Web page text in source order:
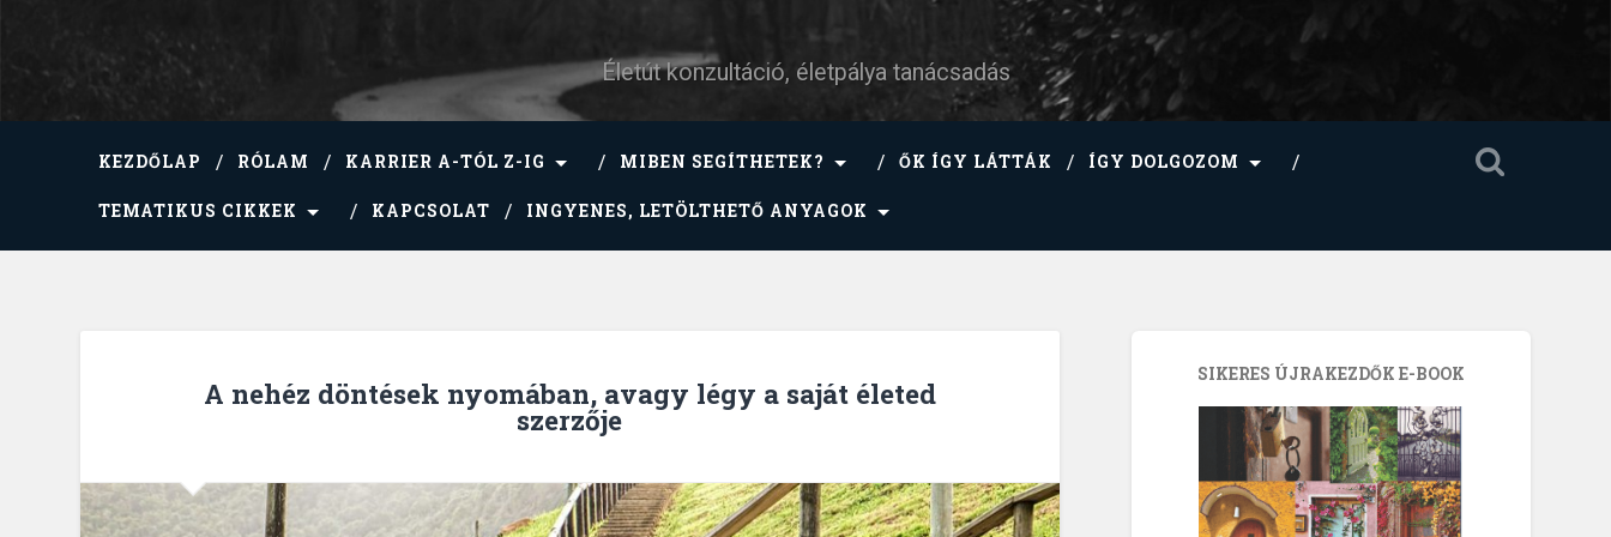
Életút konzultáció, életpálya tanácsadás
KEZDŐLAP RÓLAM KARRIER A-TÓL Z-IG MIBEN SEGÍTHETEK? ŐK ÍGY LÁTTÁK ÍGY DOLGOZOM
TEMATIKUS CIKKEK KAPCSOLAT INGYENES, LETÖLTHETŐ ANYAGOK
A nehéz döntések nyomában, avagy légy a saját életed
szerzője
SIKERES ÚJRAKEZDŐK E-BOOK